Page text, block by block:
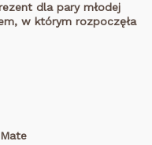
dla pary młodej
w którym rozpoczęła